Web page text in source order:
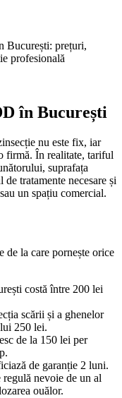
București: prețuri,
profesională
în București
nu este fix, iar
firmă. În realitate, tariful
suprafața
tratamente necesare și
un spațiu comercial.
de la care pornește orice
costă între 200 lei
scării și a ghenelor
250 lei.
de la 150 lei per
de garanție 2 luni.
nevoie de un al
ouălor.